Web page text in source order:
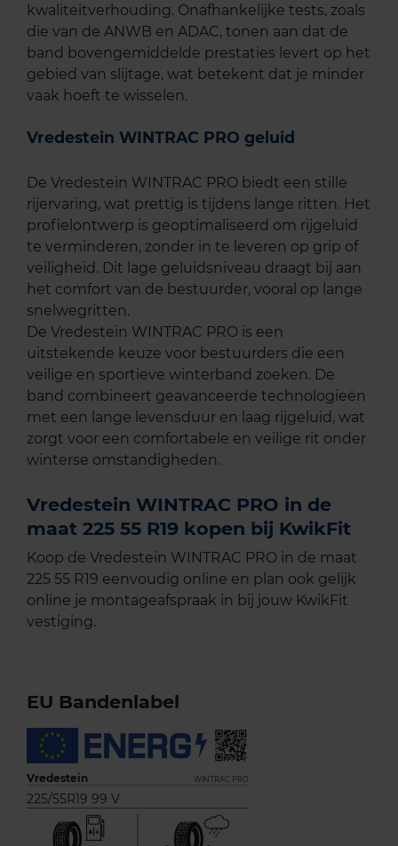
kwaliteitverhouding. Onafhankelijke tests, zoals
die van de ANWB en ADAC, tonen aan dat de
band bovengemiddelde prestaties levert op het
gebied van slijtage, wat betekent dat je minder
vaak hoeft te wisselen.
Vredestein WINTRAC PRO geluid
De Vredestein WINTRAC PRO biedt een stille
rijervaring, wat prettig is tijdens lange ritten. Het
profielontwerp is geoptimaliseerd om rijgeluid
te verminderen, zonder in te leveren op grip of
veiligheid. Dit lage geluidsniveau draagt bij aan
het comfort van de bestuurder, vooral op lange
snelwegritten.
De Vredestein WINTRAC PRO is een
uitstekende keuze voor bestuurders die een
veilige en sportieve winterband zoeken. De
band combineert geavanceerde technologieën
met een lange levensduur en laag rijgeluid, wat
zorgt voor een comfortabele en veilige rit onder
winterse omstandigheden.
Vredestein WINTRAC PRO in de
maat 225 55 R19 kopen bij KwikFit
Koop de Vredestein WINTRAC PRO in de maat
225 55 R19 eenvoudig online en plan ook gelijk
online je montageafspraak in bij jouw KwikFit
vestiging.
EU Bandenlabel
Vredestein WINTRAC PRO
225/55R19 99 V